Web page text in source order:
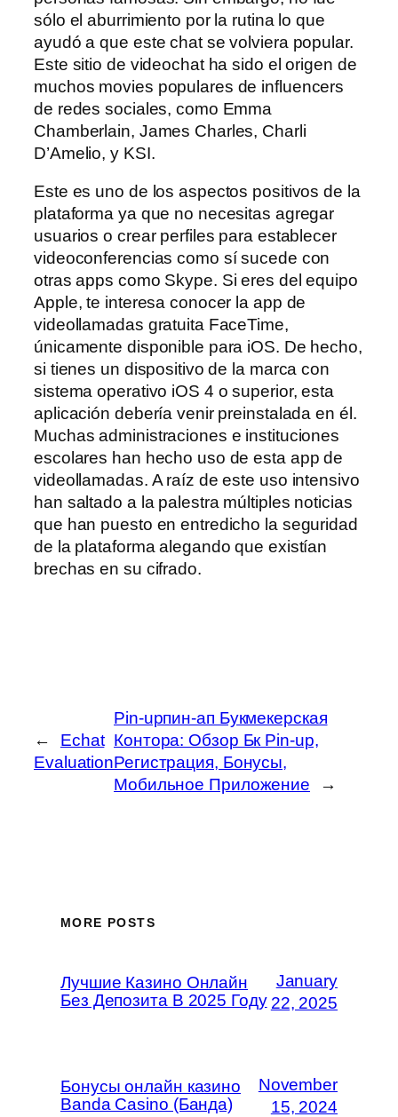
sólo el aburrimiento por la rutina lo que
ayudó a que este chat se volviera popular.
Este sitio de videochat ha sido el origen de
muchos movies populares de influencers
de redes sociales, como Emma
Chamberlain, James Charles, Charli
D’Amelio, y KSI.
Este es uno de los aspectos positivos de la
plataforma ya que no necesitas agregar
usuarios o crear perfiles para establecer
videoconferencias como sí sucede con
otras apps como Skype. Si eres del equipo
Apple, te interesa conocer la app de
videollamadas gratuita FaceTime,
únicamente disponible para iOS. De hecho,
si tienes un dispositivo de la marca con
sistema operativo iOS 4 o superior, esta
aplicación debería venir preinstalada en él.
Muchas administraciones e instituciones
escolares han hecho uso de esta app de
videollamadas. A raíz de este uso intensivo
han saltado a la palestra múltiples noticias
que han puesto en entredicho la seguridad
de la plataforma alegando que existían
brechas en su cifrado.
←
Echat
Evaluation
Pin-upпин-ап Букмекерская
Контора: Обзор Бк Pin-up,
Регистрация, Бонусы,
Мобильное Приложение
→
MORE POSTS
Лучшие Казино Онлайн
Без Депозита В 2025 Году
January
22, 2025
Бонусы онлайн казино
Banda Casino (Банда)
November
15, 2024